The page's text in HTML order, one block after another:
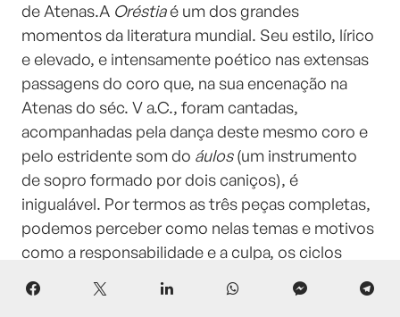
de Atenas.A Oréstiaé um dos grandes
momentos da literatura mundial. Seu estilo, lírico
e elevado, e intensamente poético nas extensas
passagens do coro que, na sua encenação na
Atenas do séc. V a.C., foram cantadas,
acompanhadas pela dança deste mesmo coro e
pelo estridente som do áulos(um instrumento
de sopro formado por dois caniços), é
inigualável. Por termos as três peças completas,
podemos perceber como nelas temas e motivos
como a responsabilidade e a culpa, os ciclos
dos deuses vão se desenvolvendo, com grande